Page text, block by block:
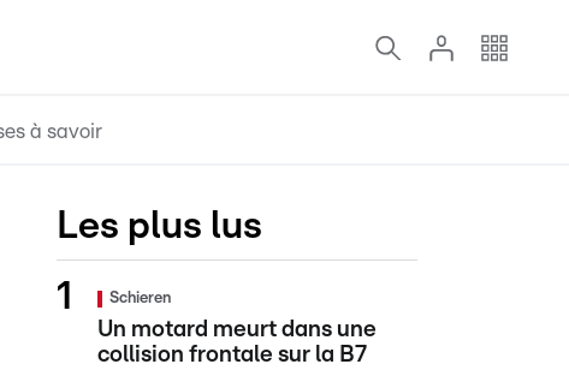
à savoir
Les plus lus
Schieren
Un motard meurt dans une
collision frontale sur la B7